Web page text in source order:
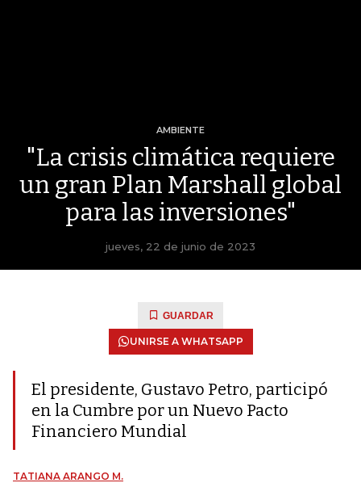
AMBIENTE
"La crisis climática requiere
un gran Plan Marshall global
para las inversiones"
jueves, 22 de junio de 2023
GUARDAR
UNIRSE A WHATSAPP
El presidente, Gustavo Petro, participó
en la Cumbre por un Nuevo Pacto
Financiero Mundial
TATIANA ARANGO M.